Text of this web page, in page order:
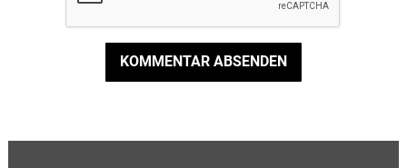
KOMMENTAR ABSENDEN